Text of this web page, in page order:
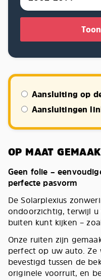
Aansluiting op
Aansluitingen
OP MAAT
Geen folie –
perfecte pasvorm
De Solarplexius
ondoorzichtig, terwijl
buiten kunt kijken –
Onze ruiten zijn
perfect op uw auto. Ze
bevestigd tussen de
originele voorruit, en